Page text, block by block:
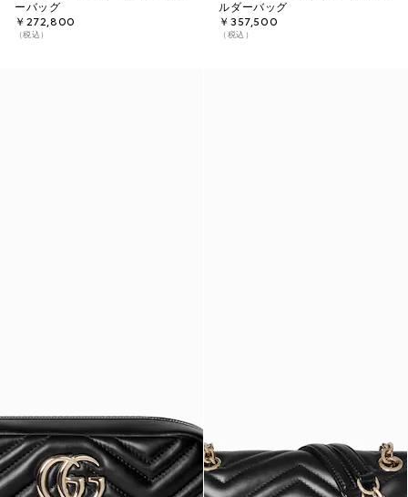
ーバッグ
￥272,800
（税込）
ルダーバッグ
￥357,500
（税込）